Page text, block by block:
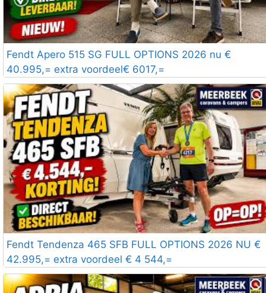
Fendt Apero 515 SG FULL OPTIONS 2026 nu €
40.995,= extra voordeel€ 6017,=
Fendt Tendenza 465 SFB FULL OPTIONS 2026 NU €
42.995,= extra voordeel € 4 544,=